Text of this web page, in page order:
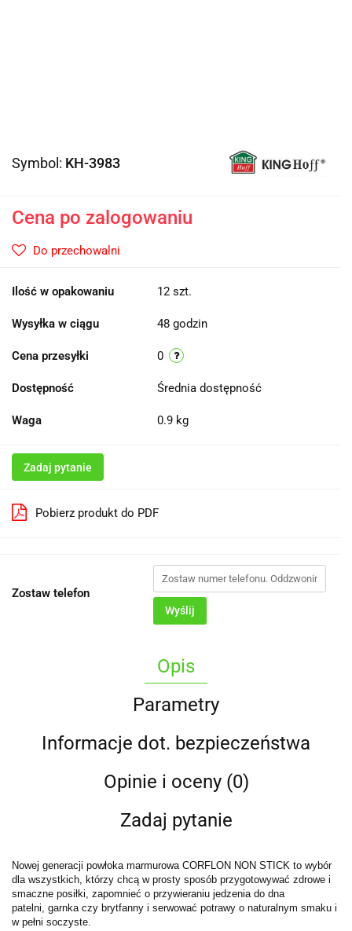
Symbol: KH-3983
Cena po zalogowaniu
Do przechowalni
Ilość w opakowaniu 12 szt.
Wysyłka w ciągu 48 godzin
Cena przesyłki 0
Dostępność Średnia dostępność
Waga 0.9 kg
Zadaj pytanie
Pobierz produkt do PDF
Zostaw telefon
Wyślij
Opis
Parametry
Informacje dot. bezpieczeństwa
Opinie i oceny (0)
Zadaj pytanie
Nowej generacji powłoka marmurowa CORFLON NON STICK to wybór
dla wszystkich, którzy chcą w prosty sposób przygotowywać zdrowe i
smaczne posiłki, zapomnieć o przywieraniu jedzenia do dna
patelni, garnka czy brytfanny i serwować potrawy o naturalnym smaku i
w pełni soczyste.